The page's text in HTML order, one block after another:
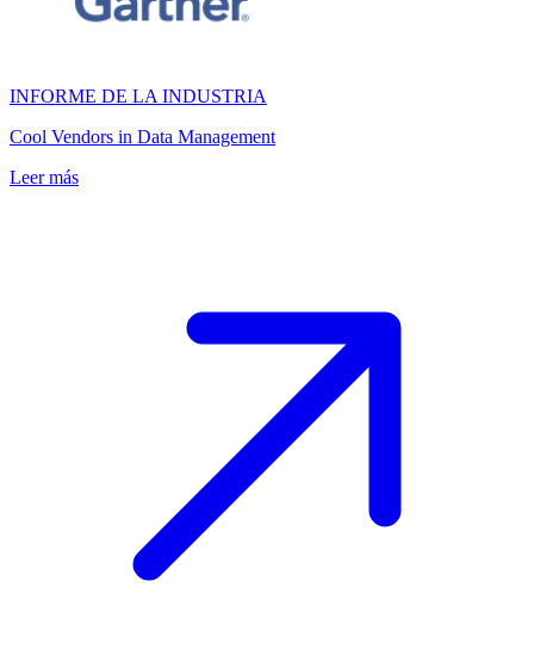
INFORME DE LA INDUSTRIA
Cool Vendors in Data Management
Leer más